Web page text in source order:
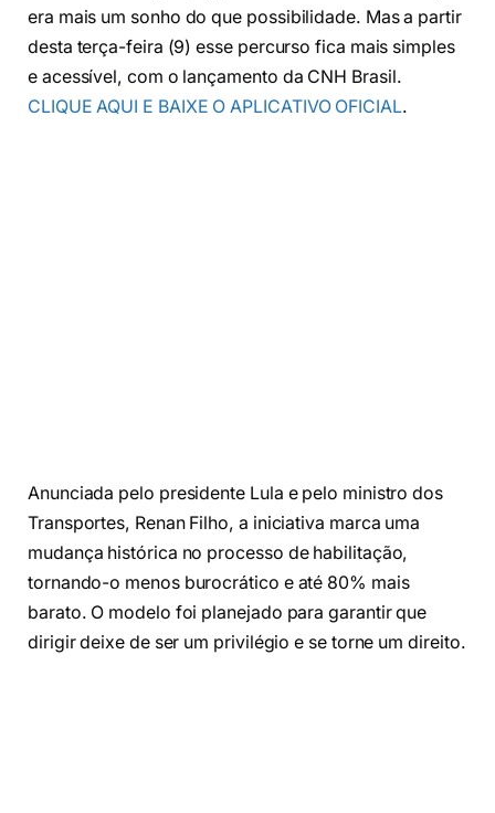
era mais um sonho do que possibilidade. Mas a partir
desta terça-feira (9) esse percurso fica mais simples
e acessível, com o lançamento da CNH Brasil.
CLIQUE AQUI E BAIXE O APLICATIVO OFICIAL.
Anunciada pelo presidente Lula e pelo ministro dos
Transportes, Renan Filho, a iniciativa marca uma
mudança histórica no processo de habilitação,
tornando-o menos burocrático e até 80% mais
barato. O modelo foi planejado para garantir que
dirigir deixe de ser um privilégio e se torne um direito.